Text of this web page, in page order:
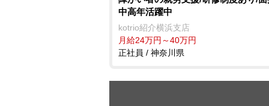
中高年活躍中
kotrio紹介横浜支店
月給24万円～40万円
正社員 / 神奈川県